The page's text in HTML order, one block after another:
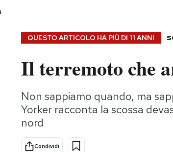
Idee
Boomer!
QUESTO ARTICOLO HA PIÙ DI 11 ANNI
Il terremoto che
Non sappiamo quando, ma
Yorker racconta la scossa
nord
Condividi